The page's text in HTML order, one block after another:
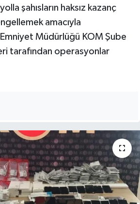
şahısların haksız kazanç
amacıyla
Müdürlüğü KOM Şube
tarafından operasyonlar